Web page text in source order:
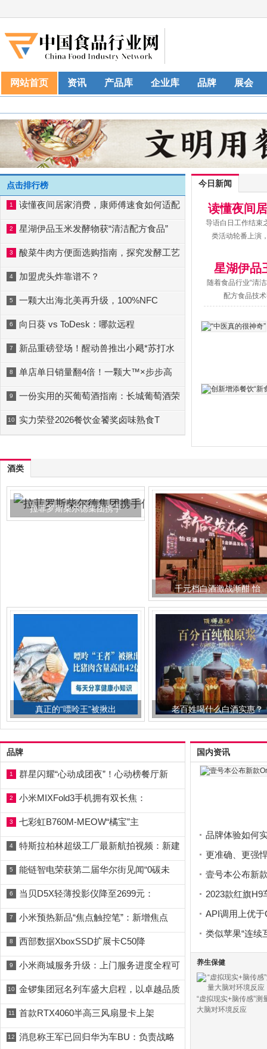
网站首页 资讯 产品库 企业库 品牌 展会
点击排行榜
1 读懂夜间居家消费，康师傅速食如何适配
2 星湖伊品玉米发酵物获“清洁配方食品”
3 酸菜牛肉方便面选购指南，探究发酵工艺
4 加盟虎头炸靠谱不？
5 一颗大出海北美再升级，100%NFC
6 向日葵 vs ToDesk：哪款远程
7 新品重磅登场！醒动兽推出小飓*苏打水
8 单店单日销量翻4倍！一颗大™×步步高
9 一份实用的买葡萄酒指南：长城葡萄酒荣
10 实力荣登2026餐饮金饕奖卤味熟食T
今日新闻
读懂夜间
导语白日工作结束
类活动轮番上演
星湖伊品
随着食品行业“清
配方食品技
酒类
拉菲罗斯柴尔德集团携手
千元档白酒激战渐酣 怡
真正的“嘌呤王”被揪出 老百姓喝什么白酒实惠？
品牌
1 群星闪耀“心动成团夜”！心动榜餐厅新
2 小米MIXFold3手机拥有双长焦：
3 七彩虹B760M-MEOW“橘宝”主
4 特斯拉柏林超级工厂最新航拍视频：新建
5 能链智电荣获第二届华尔街见闻“0碳未
6 当贝D5X轻薄投影仪降至2699元：
7 小米预热新品“焦点触控笔”：新增焦点
8 西部数据XboxSSD扩展卡C50降
9 小米商城服务升级：上门服务进度全程可
10 金锣集团冠名列车盛大启程，以卓越品质
11 首款RTX4060半高三风扇显卡上架
12 消息称王军已回归华为车BU：负责战略
国内资讯
品牌体验如何
更准确、更强
壹号本公布新
2023款红旗H9
API调用上优
类似苹果“连续
养生保健
“虚拟现实+脑传感”测
大脑对环境反应